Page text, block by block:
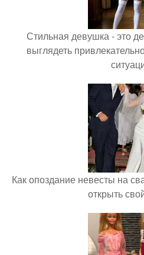
Стильная девушка - это
выглядеть
Как опоздание невесты на
открыть